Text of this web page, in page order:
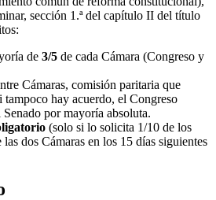
sección 1.ª del capítulo II del título
de 3/5 de cada Cámara (Congreso y
Cámaras, comisión paritaria que
tampoco hay acuerdo, el Congreso
Senado por mayoría absoluta.
(solo si lo solicita 1/10 de los
dos Cámaras en los 15 días siguientes